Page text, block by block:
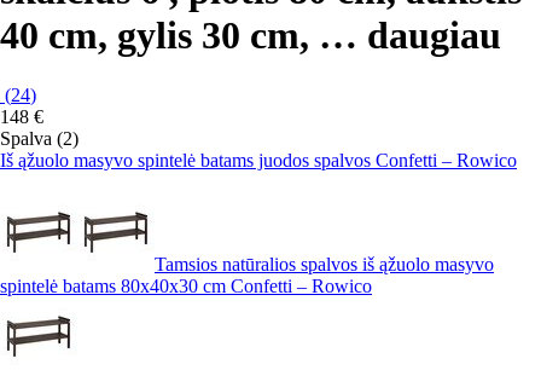
40 cm, gylis 30 cm, … daugiau
(24)
148 €
Spalva (2)
Iš ąžuolo masyvo spintelė batams juodos spalvos Confetti – Rowico
Tamsios natūralios spalvos iš ąžuolo masyvo
spintelė batams 80x40x30 cm Confetti – Rowico